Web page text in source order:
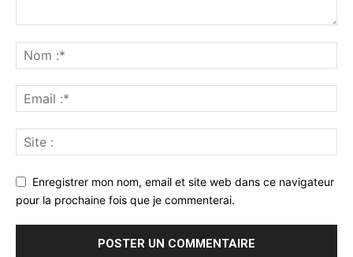
Enregistrer mon nom, email et site web dans ce navigateur
pour la prochaine fois que je commenterai.